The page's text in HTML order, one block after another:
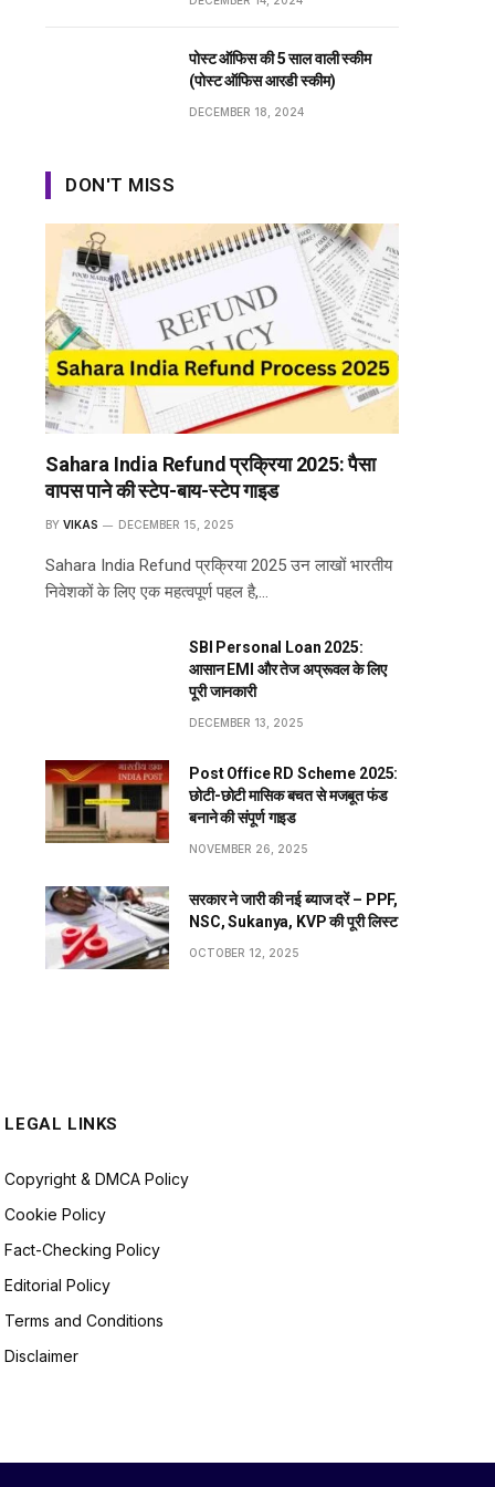
पोस्ट ऑफिस की 5 साल वाली स्कीम
(पोस्ट ऑफिस आरडी स्कीम)
DECEMBER 18, 2024
DON'T MISS
Sahara India Refund प्रक्रिया 2025: पैसा
वापस पाने की स्टेप-बाय-स्टेप गाइड
BY VIKAS DECEMBER 15, 2025
Sahara India Refund प्रक्रिया 2025 उन लाखों भारतीय
निवेशकों के लिए एक महत्वपूर्ण पहल है,…
SBI Personal Loan 2025:
आसान EMI और तेज अप्रूवल के लिए
पूरी जानकारी
DECEMBER 13, 2025
Post Office RD Scheme 2025:
छोटी-छोटी मासिक बचत से मजबूत फंड
बनाने की संपूर्ण गाइड
NOVEMBER 26, 2025
सरकार ने जारी की नई ब्याज दरें – PPF,
NSC, Sukanya, KVP की पूरी लिस्ट
OCTOBER 12, 2025
LEGAL LINKS
Copyright & DMCA Policy
Cookie Policy
Fact-Checking Policy
Editorial Policy
Terms and Conditions
Disclaimer